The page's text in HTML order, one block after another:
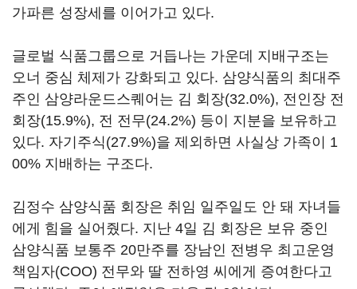
가파른 성장세를 이어가고 있다.
글로벌 식품그룹으로 거듭나는 가운데 지배구조는
오너 중심 체제가 강화되고 있다. 삼양식품의 최대주
주인 삼양라운드스퀘어는 김 회장(32.0%), 전인장 전
회장(15.9%), 전 전무(24.2%) 등이 지분을 보유하고
있다. 자기주식(27.9%)을 제외하면 사실상 가족이 1
00% 지배하는 구조다.
김정수 삼양식품 회장은 취임 일주일도 안 돼 자녀들
에게 힘을 실어줬다. 지난 4일 김 회장은 보유 중인
삼양식품 보통주 20만주를 장남인 전병우 최고운영
책임자(COO) 전무와 딸 전하영 씨에게 증여한다고